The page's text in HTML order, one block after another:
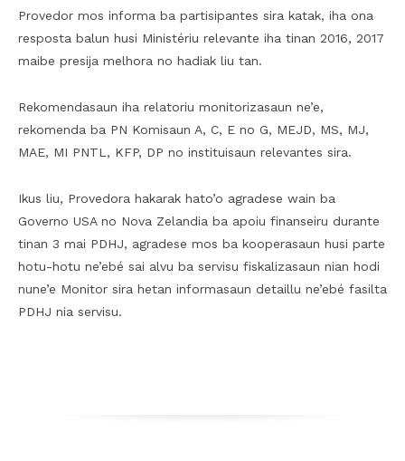
Provedor mos informa ba partisipantes sira katak, iha ona
resposta balun husi Ministériu relevante iha tinan 2016, 2017
maibe presija melhora no hadiak liu tan.
Rekomendasaun iha relatoriu monitorizasaun ne’e,
rekomenda ba PN Komisaun A, C, E no G, MEJD, MS, MJ,
MAE, MI PNTL, KFP, DP no instituisaun relevantes sira.
Ikus liu, Provedora hakarak hato’o agradese wain ba
Governo USA no Nova Zelandia ba apoiu finanseiru durante
tinan 3 mai PDHJ, agradese mos ba kooperasaun husi parte
hotu-hotu ne’ebé sai alvu ba servisu fiskalizasaun nian hodi
nune’e Monitor sira hetan informasaun detaillu ne’ebé fasilta
PDHJ nia servisu.